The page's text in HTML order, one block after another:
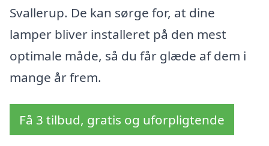
Svallerup. De kan sørge for, at dine
lamper bliver installeret på den mest
optimale måde, så du får glæde af dem i
mange år frem.
Få 3 tilbud, gratis og uforpligtende